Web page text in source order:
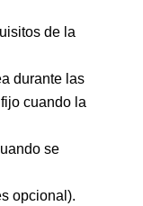
de la
durante las
cuando la
se
opcional).